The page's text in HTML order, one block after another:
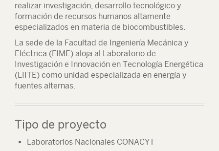
realizar investigación, desarrollo tecnológico y
formación de recursos humanos altamente
especializados en materia de biocombustibles.
La sede de la Facultad de Ingeniería Mecánica y
Eléctrica (FIME) aloja al Laboratorio de
Investigación e Innovación en Tecnología Energética
(LIITE) como unidad especializada en energía y
fuentes alternas.
Tipo de proyecto
Laboratorios Nacionales CONACYT